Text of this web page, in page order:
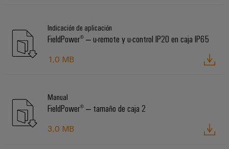
Indicación de aplicación
FieldPower® ‒ u-remote y u-control IP20 en caja IP65
1,0 MB
Manual
FieldPower® ‒ tamaño de caja 2
3,0 MB